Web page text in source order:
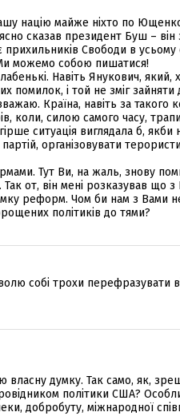
націю майже ніхто по
сказав президент Буш – він
прихильників Свободи в усьому
можемо собою пишатися!
Навіть Янукович, який,
помилок, і той не зміг
Країна, навіть за такого
коли, силою самого часу,
ситуація виглядала б, якби
організовувати
Тут Ви, на жаль, знову
Так от, він мені розказував що
реформ. Чом би нам з Вами
політиків до тями?
собі трохи перефразувати
думку. Так само, як,
політики США?
добробуту, міжнародної